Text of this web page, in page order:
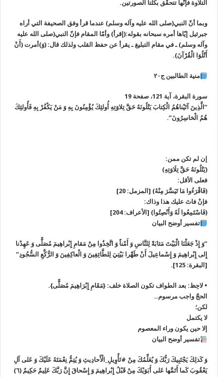
التلاوة فإنّها تتحقّق بكلتا الصورتين.
وبما أنّ النبي(صلى الله عليه وآله وسلم) عندما قرأ وفق الصحيفة التي أراه
جبرئيل إيّاها أمره سبحانه بقوله:(إقرأ) وأمّا المقام فإنّ النبي(صلى الله عليه
وآله وسلم) ـ في مقام التبليغ ـ يقرأ عن حفظ القلب ولذلك قال: (وَ)أمرت (أَنْ
أَتْلُوَا الْقُرْآنَ).
منية الطالبين ج٢٠
سورة البقرة، آية 121، صفحة 19
“الَّذِينَ آتَيْناهُمُ الْكِتابَ يَتْلُونَهُ حَقَّ تِلاوَتِهِ أُولئِكَ يُؤْمِنُونَ بِهِ وَ مَنْ يَكْفُرْ بِهِ فَأُولئِكَ
هُمُ الْخاسِرُونَ”.
إن لم تكن ممن:
(يَتْلُونَهُ حَقَّ تِلَاوَتِهِ)
فعلى الأقل:
(فَاقْرَءُوا مَا تَيَسَّرَ مِنْهُ) [المزمل: 20]
فإنْ فاتَ عليك هذا وذاك:
(فَاسْتَمِعُوا لَهُ وَأَنْصِتُوا) [اﻷعراف: 204]
تفسير أوضح البيان
“وَ إِذْ جَعَلْنَا الْبَيْتَ مَثابَةً لِلنَّاسِ وَ أَمْناً وَ اتَّخِذُوا مِنْ مَقامِ إِبْراهِيمَ مُصَلًّى وَ عَهِدْنا
إِلى‏ إِبْراهِيمَ وَ إِسْماعِيلَ أَنْ طَهِّرا بَيْتِيَ لِلطَّائِفِينَ وَ الْعاكِفِينَ وَ الرُّكَّعِ السُّجُودِ”
[البقرة: 125].
• لاحِظ: بعد الطواف تكون الصلاة خلف: {مَقَامِ إِبْرَاهِيمَ مُصَلًّى}.
الحجّ واجب مرسوم..
لكن؛
لا يكتمل
إلا حين يكون وراء المعصوم
تفسير أوضح البيان
وَ كَذلِكَ يَجْتَبِيكَ رَبُّكَ وَ يُعَلِّمُكَ مِنْ #تَأْوِيلِ_الْأَحادِيثِ وَ يُتِمُّ نِعْمَتَهُ عَلَيْكَ وَ عَلی‌ آلِ
يَعْقُوبَ كَما أَتَمَّها عَلی‌ أَبَوَيْكَ مِنْ قَبْلُ إِبْراهِيمَ وَ إِسْحاقَ إِنَّ رَبَّكَ عَلِيمٌ حَكِيمٌ (٦)